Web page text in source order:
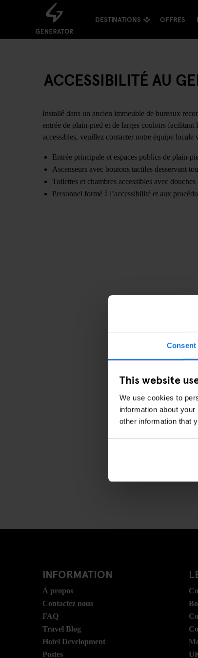
Consent
This website
We use cookies to
information about
other information that
DESTINATIONS OFFRES
ACCESSIBILITÉ AU
Installé dans un ancien immeuble de bureaux
entrée de plain-pied et de larges couloirs
accessibles, veuillez contacter notre équipe locale
Entrée principale et espaces publics de plain-
Ascenseurs avec boutons tactiles desservant
Toilettes et chambres accessibles avec douches
Personnel formé à l’accessibilité et aux
INFORMATION
Á propos
Contactez nous
FAQ
Travel Blog
Hotel Development
Postes